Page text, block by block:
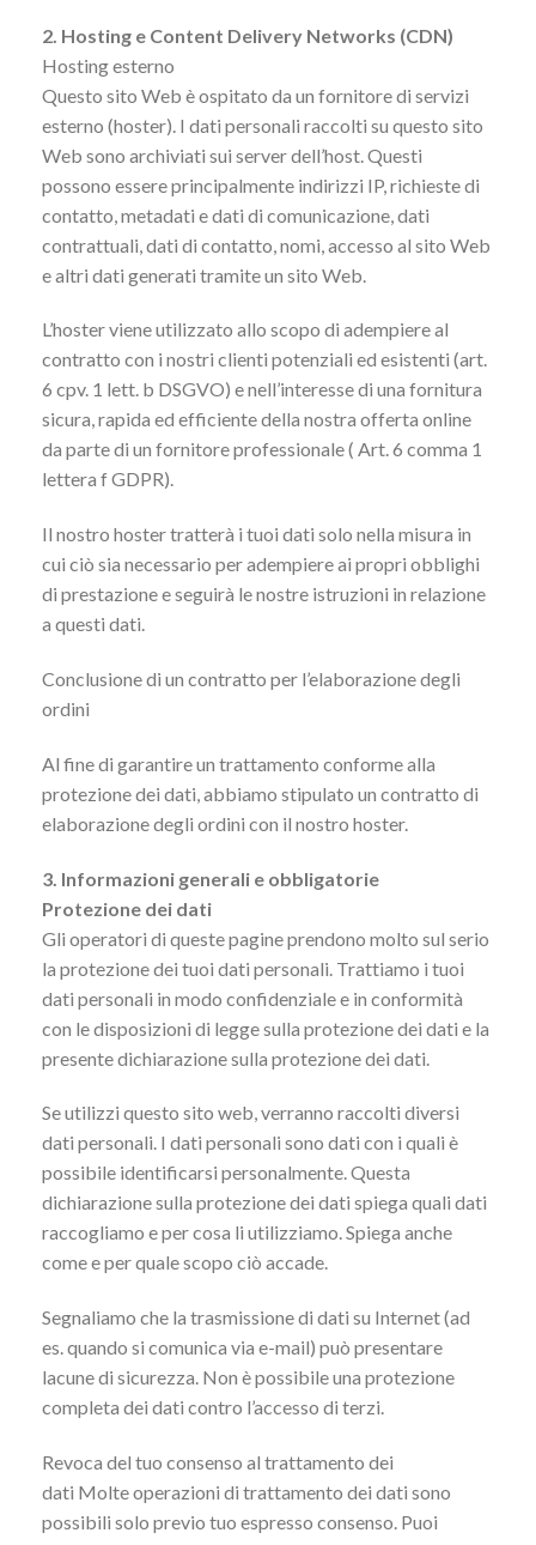
2. Hosting e Content Delivery Networks (CDN)
Hosting esterno
Questo sito Web è ospitato da un fornitore di servizi
esterno (hoster). I dati personali raccolti su questo sito
Web sono archiviati sui server dell’host. Questi
possono essere principalmente indirizzi IP, richieste di
contatto, metadati e dati di comunicazione, dati
contrattuali, dati di contatto, nomi, accesso al sito Web
e altri dati generati tramite un sito Web.
L’hoster viene utilizzato allo scopo di adempiere al
contratto con i nostri clienti potenziali ed esistenti (art.
6 cpv. 1 lett. b DSGVO) e nell’interesse di una fornitura
sicura, rapida ed efficiente della nostra offerta online
da parte di un fornitore professionale ( Art. 6 comma 1
lettera f GDPR).
Il nostro hoster tratterà i tuoi dati solo nella misura in
cui ciò sia necessario per adempiere ai propri obblighi
di prestazione e seguirà le nostre istruzioni in relazione
a questi dati.
Conclusione di un contratto per l’elaborazione degli
ordini
Al fine di garantire un trattamento conforme alla
protezione dei dati, abbiamo stipulato un contratto di
elaborazione degli ordini con il nostro hoster.
3. Informazioni generali e obbligatorie
Protezione dei dati
Gli operatori di queste pagine prendono molto sul serio
la protezione dei tuoi dati personali. Trattiamo i tuoi
dati personali in modo confidenziale e in conformità
con le disposizioni di legge sulla protezione dei dati e la
presente dichiarazione sulla protezione dei dati.
Se utilizzi questo sito web, verranno raccolti diversi
dati personali. I dati personali sono dati con i quali è
possibile identificarsi personalmente. Questa
dichiarazione sulla protezione dei dati spiega quali dati
raccogliamo e per cosa li utilizziamo. Spiega anche
come e per quale scopo ciò accade.
Segnaliamo che la trasmissione di dati su Internet (ad
es. quando si comunica via e-mail) può presentare
lacune di sicurezza. Non è possibile una protezione
completa dei dati contro l’accesso di terzi.
Revoca del tuo consenso al trattamento dei
dati Molte operazioni di trattamento dei dati sono
possibili solo previo tuo espresso consenso. Puoi